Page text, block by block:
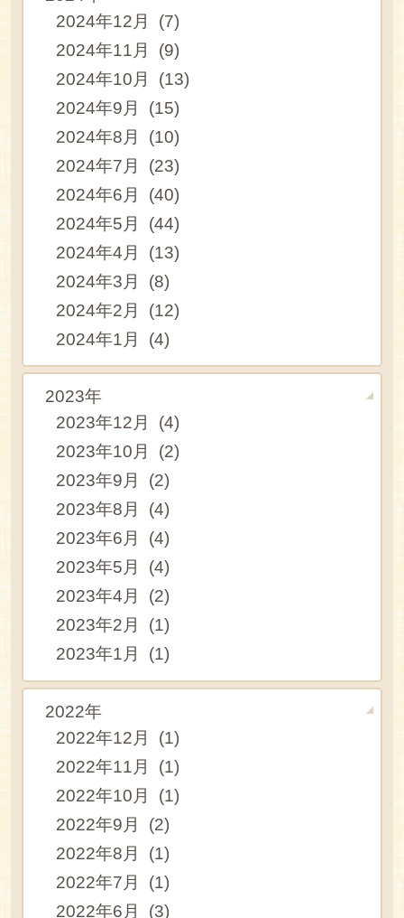
2024年12月 (7)
2024年11月 (9)
2024年10月 (13)
2024年9月 (15)
2024年8月 (10)
2024年7月 (23)
2024年6月 (40)
2024年5月 (44)
2024年4月 (13)
2024年3月 (8)
2024年2月 (12)
2024年1月 (4)
2023年
2023年12月 (4)
2023年10月 (2)
2023年9月 (2)
2023年8月 (4)
2023年6月 (4)
2023年5月 (4)
2023年4月 (2)
2023年2月 (1)
2023年1月 (1)
2022年
2022年12月 (1)
2022年11月 (1)
2022年10月 (1)
2022年9月 (2)
2022年8月 (1)
2022年7月 (1)
2022年6月 (3)